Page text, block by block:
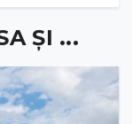
ȘI ...